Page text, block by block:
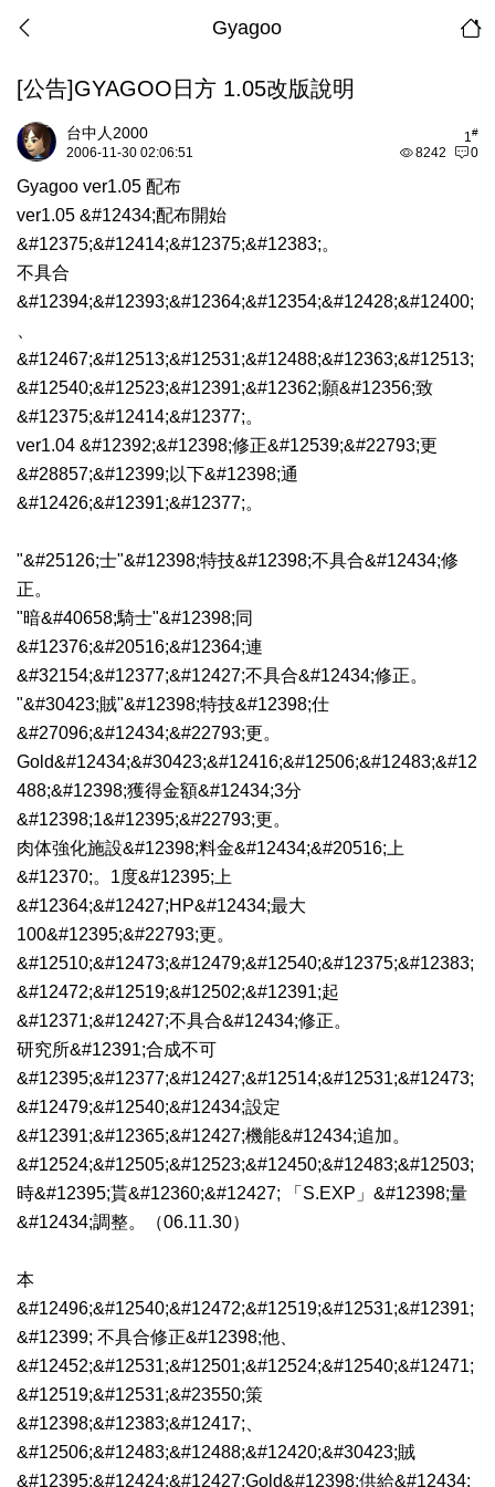
Gyagoo
[公告]GYAGOO日方 1.05改版說明
1#
台中人2000
8242 0
2006-11-30 02:06:51
Gyagoo ver1.05 配布
ver1.05 &#12434;配布開始
&#12375;&#12414;&#12375;&#12383;。
不具合
&#12394;&#12393;&#12364;&#12354;&#12428;&#12400;
&#12467;&#12513;&#12531;&#12488;&#12363;&#12513;
&#12540;&#12523;&#12391;&#12362;願&#12356;致
&#12375;&#12414;&#12377;。
ver1.04 &#12392;&#12398;修正&#12539;&#22793;更
&#28857;&#12399;以下&#12398;通
&#12426;&#12391;&#12377;。
"&#25126;士"&#12398;特技&#12398;不具合&#12434;修
正。
"暗&#40658;騎士"&#12398;同
&#12376;&#20516;&#12364;連
&#32154;&#12377;&#12427;不具合&#12434;修正。
"&#30423;賊"&#12398;特技&#12398;仕
&#27096;&#12434;&#22793;更。
Gold&#12434;&#30423;&#12416;&#12506;&#12483;&#12
488;&#12398;獲得金額&#12434;3分
&#12398;1&#12395;&#22793;更。
肉体強化施設&#12398;料金&#12434;&#20516;上
&#12370;。1度&#12395;上
&#12364;&#12427;HP&#12434;最大
100&#12395;&#22793;更。
&#12510;&#12473;&#12479;&#12540;&#12375;&#12383;
&#12472;&#12519;&#12502;&#12391;起
&#12371;&#12427;不具合&#12434;修正。
研究所&#12391;合成不可
&#12395;&#12377;&#12427;&#12514;&#12531;&#12473;
&#12479;&#12540;&#12434;設定
&#12391;&#12365;&#12427;機能&#12434;追加。
&#12524;&#12505;&#12523;&#12450;&#12483;&#12503;
時&#12395;貰&#12360;&#12427; 「S.EXP」&#12398;量
&#12434;調整。（06.11.30）
本
&#12496;&#12540;&#12472;&#12519;&#12531;&#12391;
&#12399; 不具合修正&#12398;他、
&#12452;&#12531;&#12501;&#12524;&#12540;&#12471;
&#12519;&#12531;&#23550;策
&#12398;&#12383;&#12417;、
&#12506;&#12483;&#12488;&#12420;&#30423;賊
&#12395;&#12424;&#12427;Gold&#12398;供給&#12434;